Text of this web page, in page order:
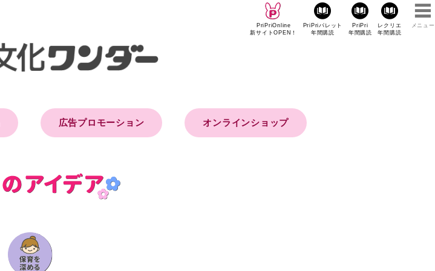
PriPriOnline
新サイトOPEN！
PriPriパレット
年間購読
PriPri
年間購読
レクリエ
年間購読
メニュー
広告プロモーション オンラインショップ